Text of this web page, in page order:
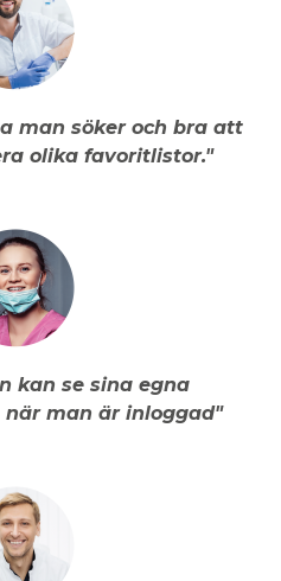
man söker och bra att
olika favoritlistor."
kan se sina egna
man är inloggad"